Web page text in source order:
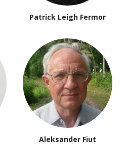
Patrick Leigh Fermor
Aleksander Fiut